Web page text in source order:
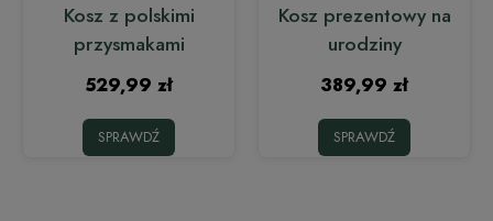
Kosz z polskimi
przysmakami
529,99 zł
SPRAWDŹ
Kosz prezentowy na
urodziny
389,99 zł
SPRAWDŹ